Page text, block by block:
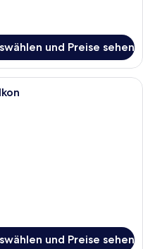
und Preise sehen
Hotelzimmer mit einem Bett,
und Preise sehen